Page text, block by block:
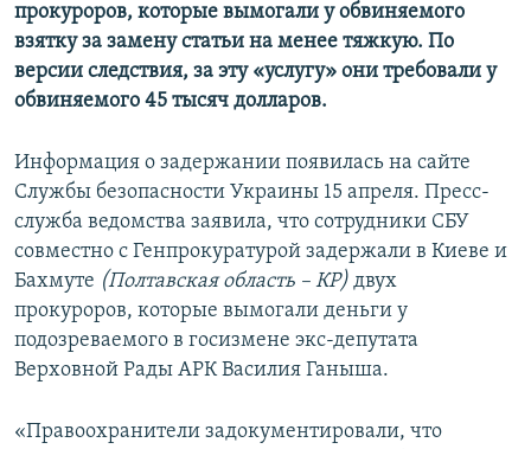
прокуроров, которые вымогали у обвиняемого
взятку за замену статьи на менее тяжкую. По
версии следствия, за эту «услугу» они требовали у
обвиняемого 45 тысяч долларов.
Информация о задержании появилась на сайте
Службы безопасности Украины 15 апреля. Пресс-
служба ведомства заявила, что сотрудники СБУ
совместно с Генпрокуратурой задержали в Киеве и
Бахмуте (Полтавская область – КР) двух
прокуроров, которые вымогали деньги у
подозреваемого в госизмене экс-депутата
Верховной Рады АРК Василия Ганыша.
«Правоохранители задокументировали, что